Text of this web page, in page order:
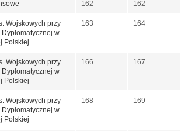
162 162
Wojskowych przy
w
Polskiej
163 164
Wojskowych przy
w
Polskiej
166 167
Wojskowych przy
w
Polskiej
168 169